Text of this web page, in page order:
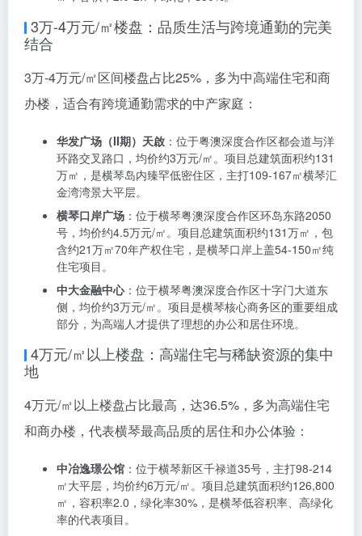
区，主打商铺，面积17-100㎡，均价约4.5万元/㎡。项
目开发商为新兴重工（珠海）投资有限公司，总户数199
国际青年文化中心：位于横琴湖心新城，主打约60㎡双
限公司开发，总建筑面积约17.5万㎡，产权年限为办公
永同昌时代广场 ：位于横琴新区濠江路北侧，开新七道
西侧，主打商办楼，均价约3.3万元/㎡。项目开发商为澳
能（横琴）能源发展有限公司，总建筑面积约19.9万
㎡，容积率2.0-2.7，绿化率≥30%。
3万-4万元/㎡楼盘：品质生活与跨境通勤的完美
3万-4万元/㎡区间楼盘占比25%，多为中高端住宅和商
办楼，适合有跨境通勤需求的中产家庭：
华发广场（II期）天啟 ：位于粤澳深度合作区都会道与洋
环路交叉路口，均价约3万元/㎡。项目总建筑面积约131
金湾湾景大平层。
号，均价约4.5万元/㎡。项目总建筑面积约131万㎡，包
住宅项目。
中大金融中心：位于横琴粤澳深度合作区十字门大道东
侧，均价约3万元/㎡。项目是横琴核心商务区的重要组成
部分，为高端人才提供了理想的办公和居住环境。